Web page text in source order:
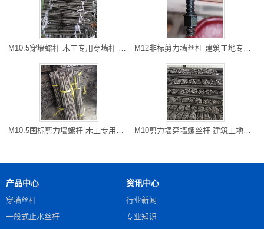
M10.5穿墙螺杆 木工专用穿墙杆 开县厂家直销 长度可以切割 M12非标剪力墙丝杠 建筑工地专用防水对拉粗牙穿墙螺栓 雅安现货
M10.5国标剪力墙螺杆 木工专用对拉螺杆 万州区螺杆厂家 可以走专 M10剪力墙穿墙螺丝杆 建筑工地常用 铜梁批发 可以专车到工地
产品中心
穿墙丝杆
一段式止水丝杆
资讯中心
行业新闻
专业知识